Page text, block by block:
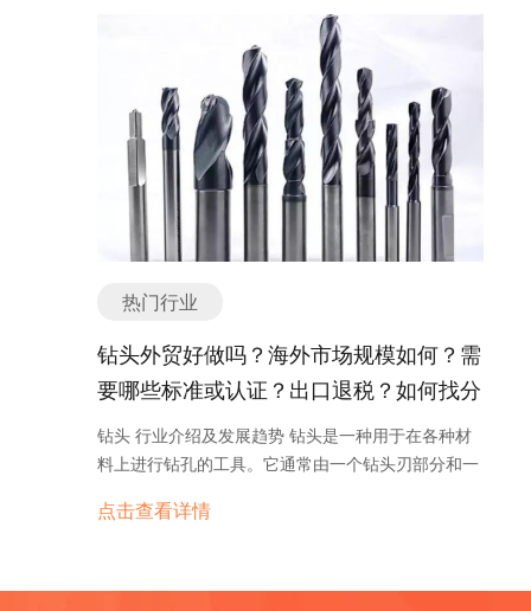
现化妆品出口业务的长期发展。 化妆品海外市场规模
如何？ 化妆品是一种受到全球消费者喜爱的产品，其
海外市场规模也相当庞大。根据市场研究公司的数
据，化妆品在海外市场的销售额呈现稳定增长的趋
势。 首先，化妆品海外市场规模庞大。随着全球化的
发展和人们对美容的不断追求，化妆品市场规模不断
扩大。据统计，2019年，全球化妆品市场总销售额达
到了5000亿美元，其中大部分销售额来自海外市场。
其次，化妆品在不同国家和地区的市场表现各异。欧
区。其中，欧洲市场一直是全球最大的化妆品市场之
国家。北美市场也非常重要，美国是全球最大的化妆
品市场之一。亚太地区的市场规模也在不断增长，中
国、日本和韩国是亚太地区最主要的消费国家。 此
外，化妆品海外市场的增长主要受到年轻人的推动。
随着年轻人对美容和时尚的关注程度增加，他们对化
妆品的需求也在不断增长。年轻人更加注重品牌、产
重要因素。众多国际知名化妆品品牌通过扩大海外市
场竞争激烈，来自全球各地的制造商都在争夺市场份
额。在市场上建立品牌和树立声誉需要时间和努力。
此外，不同国家和地区的美容行业标准和要求也存在
差异，需要适应和满足不同市场的需求。 为了在出口
美容仪器方面取得成功，企业需要采取一系列措施。
首先，建立一个强大的研发团队，不断创新和改进产
品，提高产品的技术含量和竞争力。其次，加强市场
调研，了解不同市场的需求和趋势，制定相应的营销
策略。此外，与国际贸易机构和合作伙伴建立良好的
合作关系，扩大销售渠道和市场份额。 综上所述，美
容仪器的出口形势良好，但也面临一定的挑战。只有
通过不断创新和提高产品质量，了解市场需求并制定
相应策略，企业才能在竞争激烈的国际市场中获得成
功。 美容仪器海外市场规模如何？ 随着人们对美容
和护肤的需求不断增长，美容仪器在海外市场上的规
模也在不断扩大。美容仪器是指用于改善皮肤质量、
常采用射频、超声波、激光等技术，能够在家中实现
满足不同照明需求和安装要求。 如有任何问题，欢迎
微信联系我们。 照明电器配件外贸形势如何？出口是
否好做？ 照明电器配件的外贸形势在过去几年一直处
于稳定增长的状态。随着全球经济的发展和人们对照
明产品的需求增加，照明电器配件的出口市场也在不
断扩大。 出口照明电器配件具有一些优势。首先，中
国作为世界上最大的制造业基地之一，具备了成熟的
生产和供应链体系，能够提供高质量的照明电器配
件。其次，中国的照明电器配件价格相对较低，能够
满足国外市场对成本效益的需求。此外，中国政府一
直在加大对照明产业的支持力度，为照明电器配件的
件也面临一些挑战。首先，全球市场竞争激烈，许多
国家也在努力发展照明产业，提高产品质量和技术水
能对照明电器配件的出口造成一定的影响。此外，照
明电器配件的质量和安全标准也是出口时需要考虑的
重要问题。 为了在竞争激烈的国际市场中取得优势，
出口商可以采取一些策略。首先，注重产品质量和技
和智能化的背景下具有广阔的市场前景。随着技术的
不断进步和需求的增长，温度压力校验仪器行业将持
续发展，并为各行各业提供更高效、可靠的温度和压
力测量解决方案。 温度压力校验仪器是用于测量和校
验温度和压力参数的设备。根据功能和应用领域的不
同，温度压力校验仪器可以分为多个主要分类或种
类。 1. 温度校验仪器：用于测量和校验温度传感
器、温度计等温度参数的仪器。常见的温度校验仪器
包括温度计校验仪、温度模拟器、温度校准装置等。
表等压力参数的仪器。常见的压力校验仪器包括压力
校验仪器：集成了温度和压力校验功能的仪器。这种
仪器可以同时测量和校验温度和压力参数，常用于工
器：具有小型化、轻便化特点的温度压力校验仪器。
这种仪器适用于现场校验和调试，便于携带和操作。
5. 实验室级校验仪器：精度高、功能全面的温度压力
验仪器：具备自动化控制和数据处理功能的温度压力
人们生活水平的提高和对儿童教育重视程度的增加，
家长们对于儿童玩具的需求也会不断增加。他们希望
通过玩具来提高孩子的智力、动手能力和社交能力。
因此，益智玩具和教育玩具市场的增长势头较为强
劲。 其次，科技的发展也对儿童玩具行业产生了深远
的影响。电子玩具和智能玩具逐渐成为儿童玩具市场
的主流产品。这些玩具通过引入电子技术和互联网技
术，为儿童提供了更丰富、更有趣的游戏体验。例
如，智能手机和平板电脑上的教育游戏和儿童应用程
的提高也影响着儿童玩具行业的发展。越来越多的家
长开始注重玩具的材质和制造过程是否环保和安全。
他们更倾向于购买无毒、无害、可回收的玩具，以保
护孩子的健康和环境的可持续发展。因此，环保玩具
和可持续玩具市场的增长也是一个发展趋势。 此外，
儿童玩具行业还面临着一些挑战。一方面，市场竞争
手中脱颖而出，成为家长和孩子们的首选，是一个关
市场动态，及时调整产品策略和创新设计，以适应市
热门行业
钻头外贸好做吗？海外市场规模如何？需
要哪些标准或认证？出口退税？如何找分
销商或客户？
钻头 行业介绍及发展趋势 钻头是一种用于在各种材
料上进行钻孔的工具。它通常由一个钻头刃部分和一
接。钻头广泛应用于建筑、机械加工、矿业、石油勘
点击查看详情